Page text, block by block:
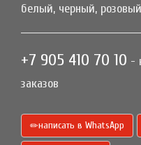
белый, черный,
+7 905 410 70 10 -
заказов
написать в WhatsApp